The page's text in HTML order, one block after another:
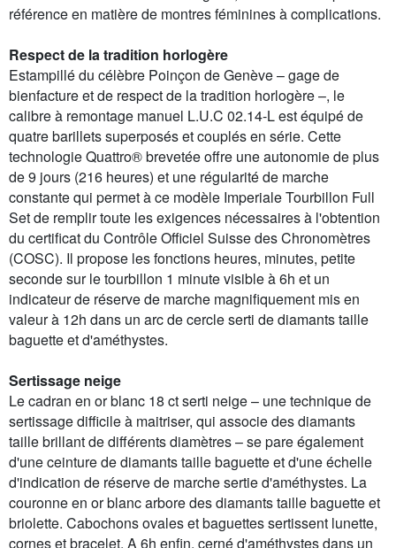
référence en matière de montres féminines à complications.
Respect de la tradition horlogère
Estampillé du célèbre Poinçon de Genève – gage de
bienfacture et de respect de la tradition horlogère –, le
calibre à remontage manuel L.U.C 02.14-L est équipé de
quatre barillets superposés et couplés en série. Cette
technologie Quattro® brevetée offre une autonomie de plus
de 9 jours (216 heures) et une régularité de marche
constante qui permet à ce modèle Imperiale Tourbillon Full
Set de remplir toute les exigences nécessaires à l'obtention
du certificat du Contrôle Officiel Suisse des Chronomètres
(COSC). Il propose les fonctions heures, minutes, petite
seconde sur le tourbillon 1 minute visible à 6h et un
indicateur de réserve de marche magnifiquement mis en
valeur à 12h dans un arc de cercle serti de diamants taille
baguette et d'améthystes.
Sertissage neige
Le cadran en or blanc 18 ct serti neige – une technique de
sertissage difficile à maitriser, qui associe des diamants
taille brillant de différents diamètres – se pare également
d'une ceinture de diamants taille baguette et d'une échelle
d'indication de réserve de marche sertie d'améthystes. La
couronne en or blanc arbore des diamants taille baguette et
briolette. Cabochons ovales et baguettes sertissent lunette,
cornes et bracelet. A 6h enfin, cerné d'améthystes dans un